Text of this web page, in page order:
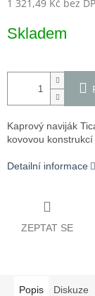
1 321,49 Kč bez
cena:
Skladem
Kaprový naviják
kovovou
Detailní informace
ZEPTAT SE
Popis Diskuze